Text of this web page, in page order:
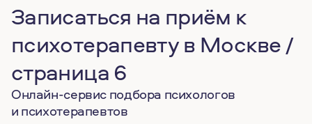
Записаться на приём к
психотерапевту в Москве /
страница 6
Онлайн-сервис подбора психологов
и психотерапевтов